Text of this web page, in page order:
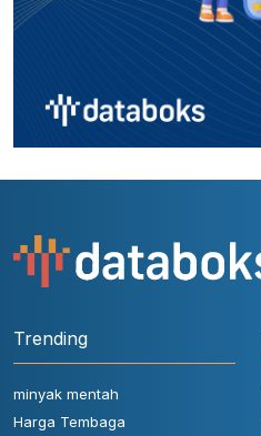
Trending
minyak mentah
Harga Tembaga